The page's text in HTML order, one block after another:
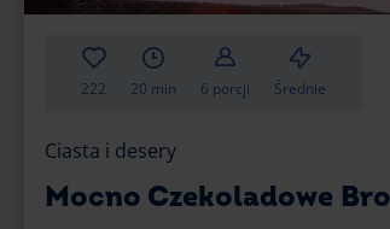
222 20 min 6 porcji Średnie
Ciasta i desery
Mocno Czekoladowe